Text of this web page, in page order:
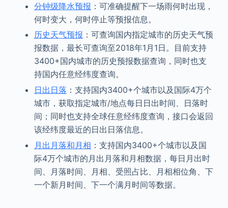
分钟级降水预报 ：可准确提醒下一场雨何时出现，
何时变大，何时停止等预报信息。
历史天气预报 ：可查询国内指定城市的历史天气预
报数据，最长可查询至2018年1月1日。目前支持
3400+国内城市的历史预报数据查询，同时也支
持国内任意经纬度查询。
日出日落 ：支持国内3400+个城市以及国际4万个
城市，获取指定城市/地点每日日出时间、日落时
间；同时也支持全球任意经纬度查询，接口会返回
该经纬度最近的日出日落信息。
月出月落和月相 ：支持国内3400+个城市以及国
际4万个城市的月出月落和月相数据，每日月出时
间、月落时间、月相、受照占比、月相相位角、下
一个新月时间、下一个满月时间等数据。